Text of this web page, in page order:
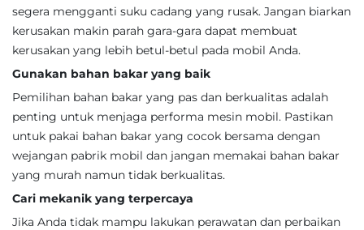
segera mengganti suku cadang yang rusak. Jangan biarkan
kerusakan makin parah gara-gara dapat membuat
kerusakan yang lebih betul-betul pada mobil Anda.
Gunakan bahan bakar yang baik
Pemilihan bahan bakar yang pas dan berkualitas adalah
penting untuk menjaga performa mesin mobil. Pastikan
untuk pakai bahan bakar yang cocok bersama dengan
wejangan pabrik mobil dan jangan memakai bahan bakar
yang murah namun tidak berkualitas.
Cari mekanik yang terpercaya
Jika Anda tidak mampu lakukan perawatan dan perbaikan